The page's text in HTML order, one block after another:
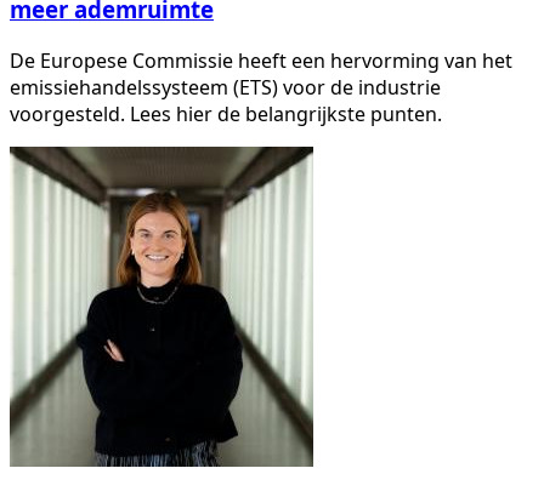
meer ademruimte
De Europese Commissie heeft een hervorming van het
emissiehandelssysteem (ETS) voor de industrie
voorgesteld. Lees hier de belangrijkste punten.